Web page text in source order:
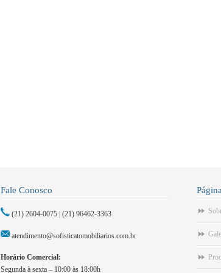
Fale Conosco
(21) 2604-0075 | (21) 96462-3363
atendimento@sofisticatomobiliarios.com.br
Horário Comercial:
Segunda à sexta – 10:00 às 18:00h